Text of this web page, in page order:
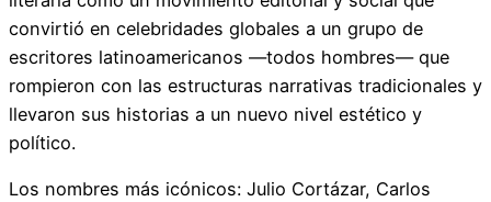
convirtió en celebridades globales a un grupo de
escritores latinoamericanos —todos hombres— que
rompieron con las estructuras narrativas tradicionales y
llevaron sus historias a un nuevo nivel estético y
político.
Los nombres más icónicos: Julio Cortázar, Carlos